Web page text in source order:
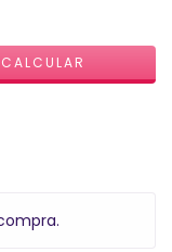
CALCULAR